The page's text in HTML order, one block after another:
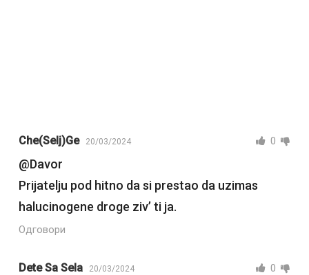
Che(Selj)ge 20/03/2024 0
@Davor
Prijatelju pod hitno da si prestao da uzimas
halucinogene droge ziv’ ti ja.
Одговори
Dete Sa Sela 20/03/2024 0